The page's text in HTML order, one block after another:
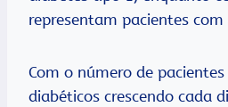
representam pacientes
Com o número de
diabéticos crescendo cada